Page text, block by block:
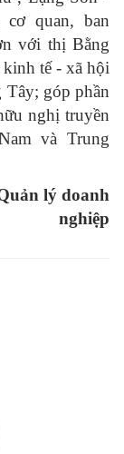
quan, ban
với thị Bằng
tế - xã hội
góp phần
nghị truyền
và Trung
lý doanh
nghiệp